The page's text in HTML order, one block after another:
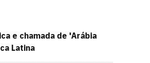
e chamada de 'Arábia
Latina